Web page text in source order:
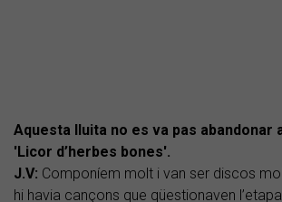
Aquesta lluita no es va pas abandonar
'Licor d’herbes bones'.
J.V: Componíem molt i van ser discos
hi havia cançons que qüestionaven